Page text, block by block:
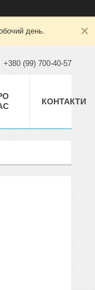
день.
+380 (99) 700-40-57
КОНТАКТИ